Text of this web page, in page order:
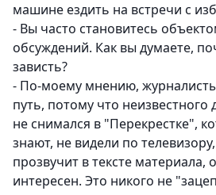
машине ездить на встречи с
- Вы часто становитесь
обсуждений. Как вы думаете,
зависть?
- По-моему мнению,
путь, потому что неизвестного
не снимался в "Перекрестке",
знают, не видели по
прозвучит в тексте материала,
интересен. Это никого не